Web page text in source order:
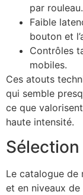
par rouleau.
Faible
bouton et
Contrôles
mobiles.
Ces atouts
qui semble
ce que
haute intensité.
Le catalogue de
et en niveaux